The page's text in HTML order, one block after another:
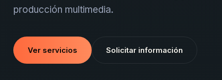
producción multimedia.
Ver servicios Solicitar información